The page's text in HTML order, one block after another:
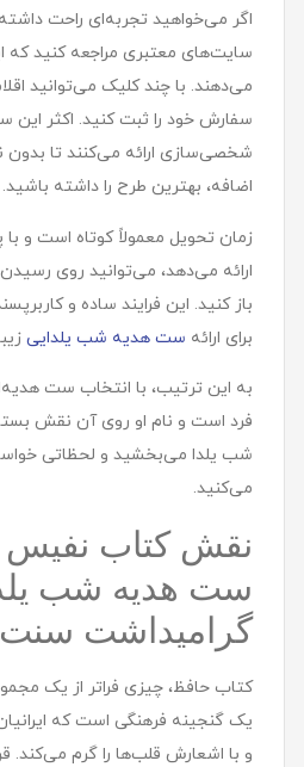
اگر می‌خواهید تجربه‌ای راحت
سایت‌های معتبری مراجعه کنید که
می‌دهند. با چند کلیک می‌توانید
سفارش خود را ثبت کنید. اکثر این
شخصی‌سازی ارائه می‌کنند تا بدون
اضافه، بهترین طرح را داشته باشید.
زمان تحویل معمولاً کوتاه است و
ارائه می‌دهد، می‌توانید روی
باز کنید. این فرایند ساده و
برای ارائه ست هدیه شب یلدایی
به این ترتیب، با انتخاب ست
فرد است و نام او روی آن نقش
شب یلدا می‌بخشید و لحظاتی
می‌کنید.
نقش کتاب نفیس
ست هدیه شب
گرامیداشت
کتاب حافظ، چیزی فراتر از یک
یک گنجینه فرهنگی است که
و با اشعارش قلب‌ها را گرم می‌کند.